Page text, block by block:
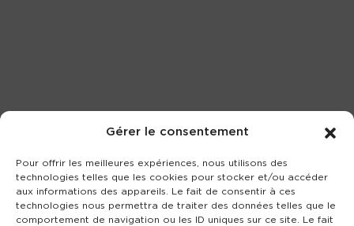
Gérer le consentement
Pour offrir les meilleures expériences, nous utilisons des
technologies telles que les cookies pour stocker et/ou accéder
aux informations des appareils. Le fait de consentir à ces
technologies nous permettra de traiter des données telles que le
comportement de navigation ou les ID uniques sur ce site. Le fait